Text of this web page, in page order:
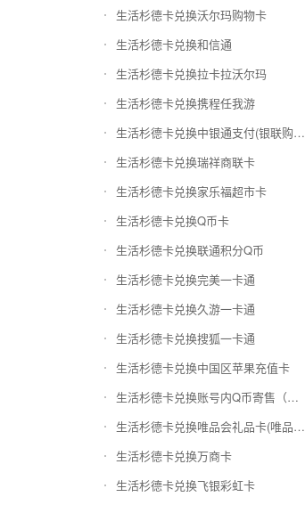
生活杉德卡兑换沃尔玛购物卡
生活杉德卡兑换和信通
生活杉德卡兑换拉卡拉沃尔玛
生活杉德卡兑换携程任我游
生活杉德卡兑换中银通支付(银联购物卡)
生活杉德卡兑换瑞祥商联卡
生活杉德卡兑换家乐福超市卡
生活杉德卡兑换Q币卡
生活杉德卡兑换联通积分Q币
生活杉德卡兑换完美一卡通
生活杉德卡兑换久游一卡通
生活杉德卡兑换搜狐一卡通
生活杉德卡兑换中国区苹果充值卡
生活杉德卡兑换账号内Q币寄售（维护中）
生活杉德卡兑换唯品会礼品卡(唯品卡)
生活杉德卡兑换万商卡
生活杉德卡兑换飞银彩虹卡